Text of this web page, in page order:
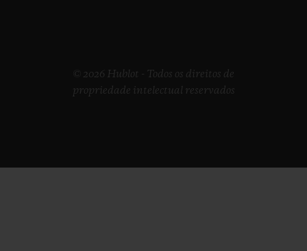
© 2026 Hublot - Todos os direitos de
propriedade intelectual reservados